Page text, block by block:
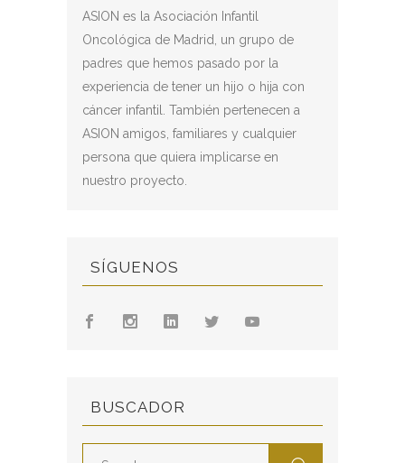
ASION es la Asociación Infantil
Oncológica de Madrid, un grupo de
padres que hemos pasado por la
experiencia de tener un hijo o hija con
cáncer infantil. También pertenecen a
ASION amigos, familiares y cualquier
persona que quiera implicarse en
nuestro proyecto.
SÍGUENOS
BUSCADOR